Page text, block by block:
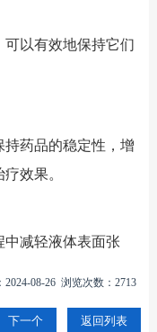
以有效地保持它们
药品的稳定性，增
效果。
减轻液体表面张
2024-08-26 浏览次数：2713
下一个 返回列表